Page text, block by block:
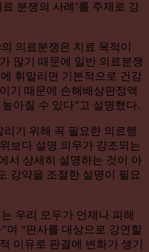
분쟁의 사례’를 주제로 강
의료분쟁은 치료 목적이
많기 때문에 일반 의료분쟁
휘말리면 기본적으로 건강
기 때문에 손해배상판정액
아질 수 있다”고 설명했다.
기 위해 꼭 필요한 의료행
보다 설명 의무가 강조되는
서 상세히 설명하는 것이 아
강약을 조절한 설명이 필요
우리 모두가 언제나 피해
며 “판사를 대상으로 강연할
이유로 판결에 변화가 생기